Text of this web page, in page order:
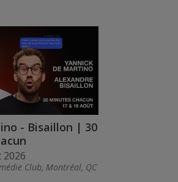
- Bisaillon | 30
2026
Club, Montréal, QC